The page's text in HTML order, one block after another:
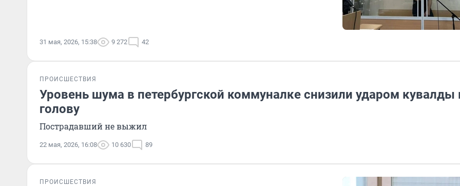
31 мая, 2026, 15:38 9 272 42
ПРОИСШЕСТВИЯ
Уровень шума в петербургской коммуналке снизили ударом кувалды
голову
Пострадавший не выжил
22 мая, 2026, 16:08 10 630 89
ПРОИСШЕСТВИЯ